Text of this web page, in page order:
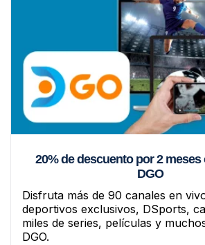
20% de descuento por 2 meses
DGO
Disfruta más de 90 canales en
deportivos exclusivos, DSports,
miles de series, películas y
DGO.